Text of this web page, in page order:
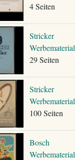
4 Seiten
Stricker
Werbematerial
29 Seiten
Stricker
Werbematerial
100 Seiten
Bosch
Werbematerial